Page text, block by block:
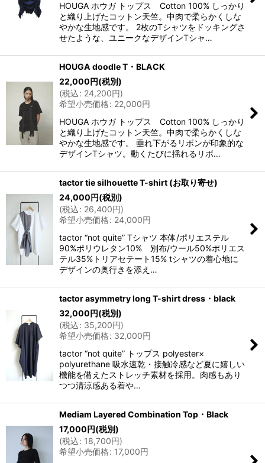
HOUGA ホウガ トップス Cotton 100% しっかり
と織り上げたコットン天竺。中肉で柔らかくしな
やかな生地感です。 2枚のTシャツをドッキングさ
せたような、ユニークなデザインTシャ…
HOUGA doodle T・BLACK
22,000円(税別)
(税込: 24,200円)
希望小売価格: 22,000円
HOUGA ホウガ トップス Cotton 100% しっかり
と織り上げたコットン天竺。中肉で柔らかくしな
やかな生地感です。 垂れ下がるリボンが印象的な
デザインTシャツ。動くたびに揺れるリボ…
tactor tie silhouette T-shirt (お取り寄せ)
24,000円(税別)
(税込: 26,400円)
希望小売価格: 24,000円
tactor “not quite” Tシャツ 本体/ポリエステル
90%ポリウレタン10% 別布/ウール50%ポリエス
テル35%トリアセテート15% tシャツの着心地に
デザインの奥行きを添え…
tactor asymmetry long T-shirt dress・black
32,000円(税別)
(税込: 35,200円)
希望小売価格: 32,000円
tactor “not quite” トップス polyester×
polyurethane 吸水速乾・接触冷感など夏に嬉しい
機能を備えたストレッチ素材を採用。肉感もあり
つつ清涼感ある着や…
Mediam Layered Combination Top・Black
17,000円(税別)
(税込: 18,700円)
希望小売価格: 17,000円